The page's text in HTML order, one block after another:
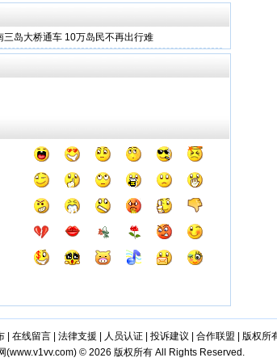
三岛大桥通车 10万岛民不再出行难
| 在线留言| 法律支援 人员认证| 投诉建议 合作联盟 版权所
(www.v1vv.com) © 2026 版权所有 All Rights Reserved.